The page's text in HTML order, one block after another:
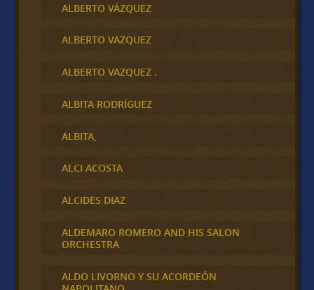
ALBERTO VÁZQUEZ
ALBERTO VAZQUEZ
ALBERTO VAZQUEZ .
ALBITA RODRÍGUEZ
ALBITA,
ALCI ACOSTA
ALCIDES DIAZ
ALDEMARO ROMERO AND HIS SALON
ORCHESTRA
ALDO LIVORNO Y SU ACORDEÓN